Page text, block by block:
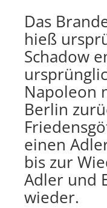
Das
hieß
Schadow
Napoleon
Berlin
einen
bis zur
Adler und
wieder.